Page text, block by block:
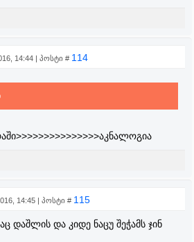
14:44 | პოსტი # 114
14:45 | პოსტი # 115
დაშლის და კიდე ნაცუ შეჭამს ჯინ